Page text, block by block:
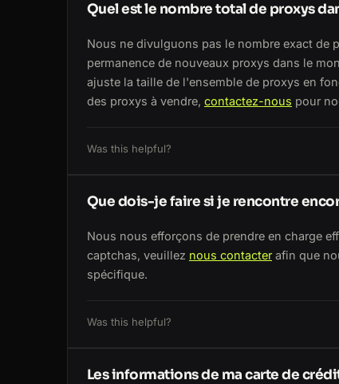
Quel est le nombre total de proxys
Nous ne divulguons pas le nombre exact de
permanence de nouveaux proxys dans le
ajuste la taille de l'ensemble de proxys en
des proxys à vendre, contactez-nous pour
Was this helpful?
Que dois-je faire si je rencontre
Nous nous efforçons de prendre en charge
captchas, veuillez nous contacterafin que
spécifique.
Was this helpful?
Les informations de ma carte de